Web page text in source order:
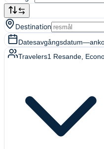
Destination
Datesavgångsdatum—
Travelers1 Resande ,